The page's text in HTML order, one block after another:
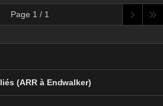
Page 1 / 1
(ARR à Endwalker)